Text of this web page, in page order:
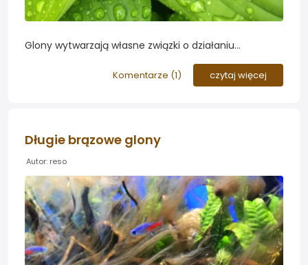
Glony wytwarzają własne związki o działaniu
prawdopodobnie do walki z innymi glonami, inne do
zniechęcania glonożernych pierwotniaków i
Komentarze (1) czytaj więcej
Długie brązowe glony
Autor: reso